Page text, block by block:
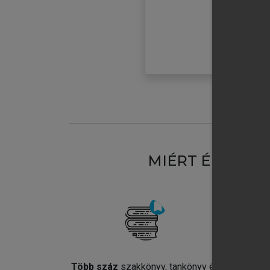
MIÉRT
Több száz szakkönyv, tankönyv és